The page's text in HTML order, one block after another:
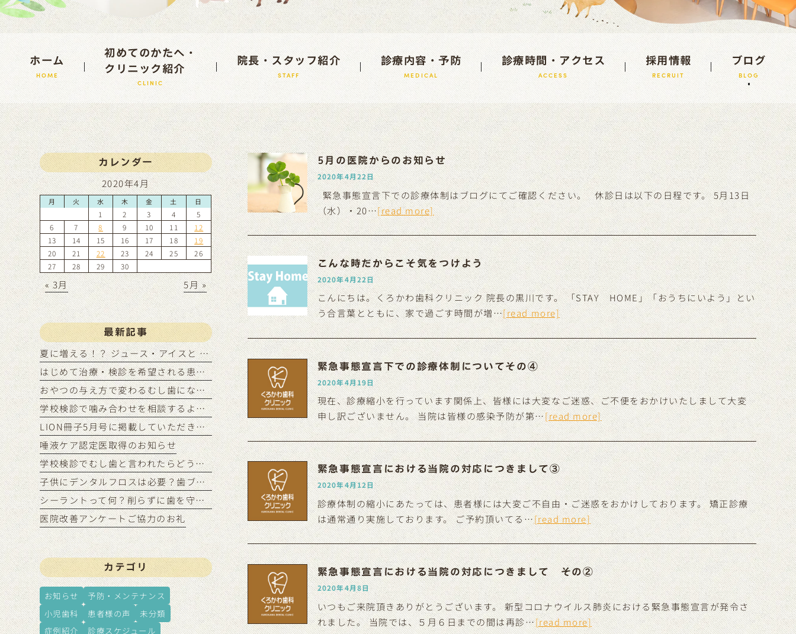
ホーム
HOME
初めてのかたへ・
クリニック紹介
CLINIC
院長・スタッフ紹介
STAFF
診療内容・予防
MEDICAL
診療時間・アクセス
ACCESS
採用情報
RECRUIT
ブログ
BLOG
5月の医院からのお知らせ
2020年4月22日
緊急事態宣言下での診療体制はブログにてご確認ください。 休診日は以下の日程です。 5月13日
（水）・20…[read more]
こんな時だからこそ気をつけよう
2020年4月22日
こんにちは。くろかわ歯科クリニック 院長の黒川です。 「STAY HOME」「おうちにいよう」とい
う合言葉とともに、家で過ごす時間が増…[read more]
緊急事態宣言下での診療体制についてその④
2020年4月19日
現在、診療縮小を行っています関係上、皆様には大変なご迷惑、ご不便をおかけいたしまして大変
申し訳ございません。 当院は皆様の感染予防が第…[read more]
緊急事態宣言における当院の対応につきまして③
2020年4月12日
診療体制の縮小にあたっては、患者様には大変ご不自由・ご迷惑をおかけしております。 矯正診療
は通常通り実施しております。 ご予約頂いてる…[read more]
緊急事態宣言における当院の対応につきまして その②
2020年4月8日
いつもご来院頂きありがとうございます。 新型コロナウイルス肺炎における緊急事態宣言が発令さ
れました。 当院では、５月６日までの間は再診…[read more]
カレンダー
2020年4月
月 火 水 木 金 土 日
1 2 3 4
5
6
7 8 9 10 11
12
13
14 15 16 17 18
19
20
21 22 23 24 25
26
27
28 29 30
« 3月 5月 »
最新記事
夏に増える！？ ジュース・アイスと むし歯リスクの関係
はじめて治療・検診を希望される患者様のご予約状況につきまして
おやつの与え方で変わるむし歯になりにくい間食習慣
学校検診で噛み合わせを相談するようにいわれたら？
LION冊子5月号に掲載していただきました
唾液ケア認定医取得のお知らせ
学校検診でむし歯と言われたらどうする？
子供にデンタルフロスは必要？歯ブラシだけでは足りない理由
シーラントって何？削らずに歯を守る予防処置
医院改善アンケートご協力のお礼
カテゴリ
お知らせ
予防・メンテナンス
小児歯科
患者様の声
未分類
症例紹介
診療スケジュール